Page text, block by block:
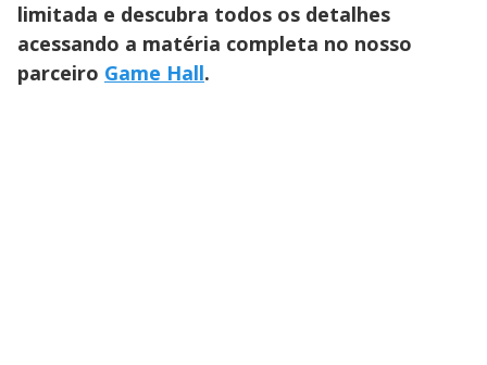
limitada e descubra todos os detalhes
acessando a matéria completa no nosso
parceiro Game Hall.